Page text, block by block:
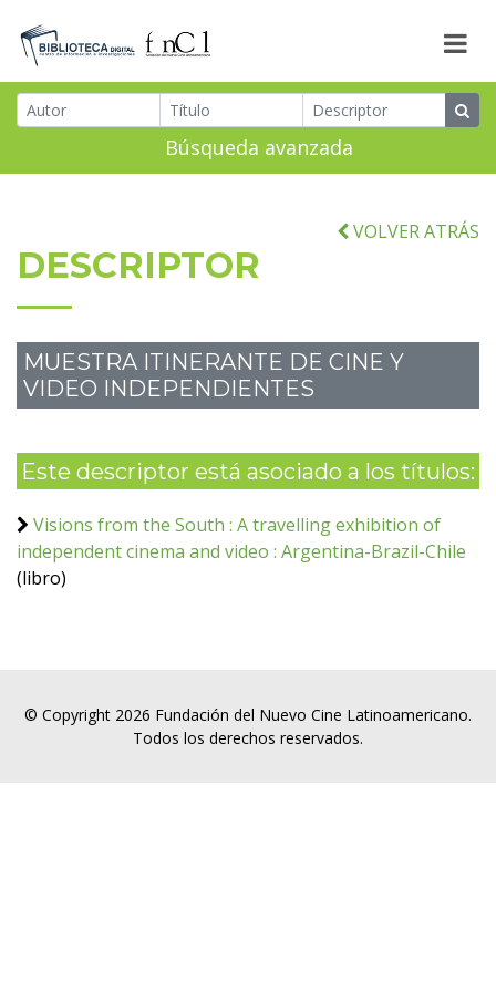
Búsqueda avanzada
VOLVER ATRÁS
DESCRIPTOR
MUESTRA ITINERANTE DE CINE Y
VIDEO INDEPENDIENTES
Este descriptor está asociado a los títulos:
Visions from the South : A travelling exhibition of
independent cinema and video : Argentina-Brazil-Chile
(libro)
© Copyright 2026 Fundación del Nuevo Cine Latinoamericano.
Todos los derechos reservados.